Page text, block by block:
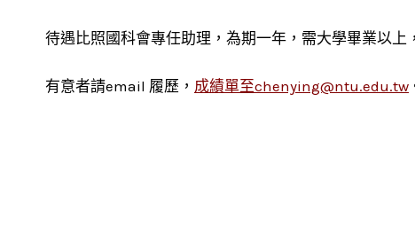
待遇比照國科會專任助理，為期一年，需大學畢業以上
有意者請email 履歷， 成績單至chenying@ntu.edu.tw